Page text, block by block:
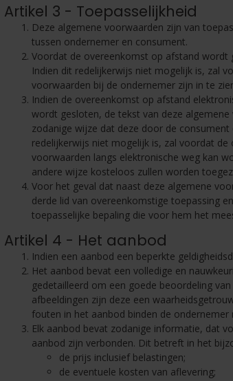
Artikel 3 - Toepasselijkheid
Deze algemene voorwaarden zijn van
tussen ondernemer en consument.
Voordat de overeenkomst op afstand wordt
Indien dit redelijkerwijs niet mogelijk is, zal
voorwaarden bij de ondernemer zijn in te
Indien de overeenkomst op afstand
wordt gesloten, de tekst van deze
zodanige wijze dat deze door de
redelijkerwijs niet mogelijk is, zal voordat
voorwaarden langs elektronische weg kan
andere wijze kosteloos zullen worden
Voor het geval dat naast deze algemene
derde lid van overeenkomstige toepassing
toepasselijke bepaling die voor hem het
Artikel 4 - Het aanbod
Indien een aanbod een beperkte
Het aanbod bevat een volledige en
gedetailleerd om een goede beoordeling
afbeeldingen zijn deze een
fouten in het aanbod binden de ondernemer
Elk aanbod bevat zodanige informatie, dat
aanbod zijn verbonden. Dit betreft in het
de prijs inclusief belastingen;
de eventuele kosten van aflevering;